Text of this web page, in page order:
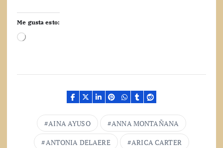
Me gusta esto:
C
a
AINA AYUSO
ANNA MONTAÑANA
ANTONIA DELAERE
ARICA CARTER